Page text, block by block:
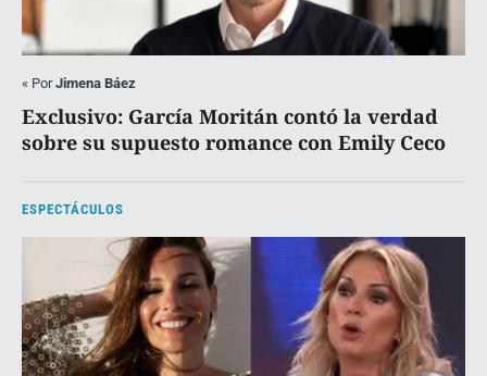
« PorJimena Báez
Exclusivo: García Moritán contó la verdad
sobre su supuesto romance con Emily Ceco
ESPECTÁCULOS